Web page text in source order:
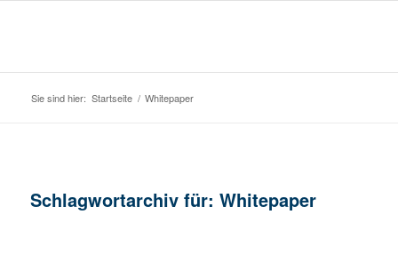
Sie sind hier: Startseite / Whitepaper
Schlagwortarchiv für: Whitepaper